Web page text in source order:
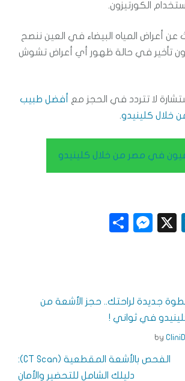
الكورتيزون.
أعراض المياه البيضاء في العين ننصح
تأخير في حالة ظهور أي أعراض تشوش
لا تتردد في الحجز مع
أفضل طبيب
خلال كلينيدو.
في مصر من خلال كلينيدو
Li
dI
n
X
M
n
g
r
e
جديدة لراحتك.. حجز الأشعة من
في ثواني !
by
الفحص بالأشعة المقطعية (CT Scan):
دليلك الشامل للتحضير والأمان